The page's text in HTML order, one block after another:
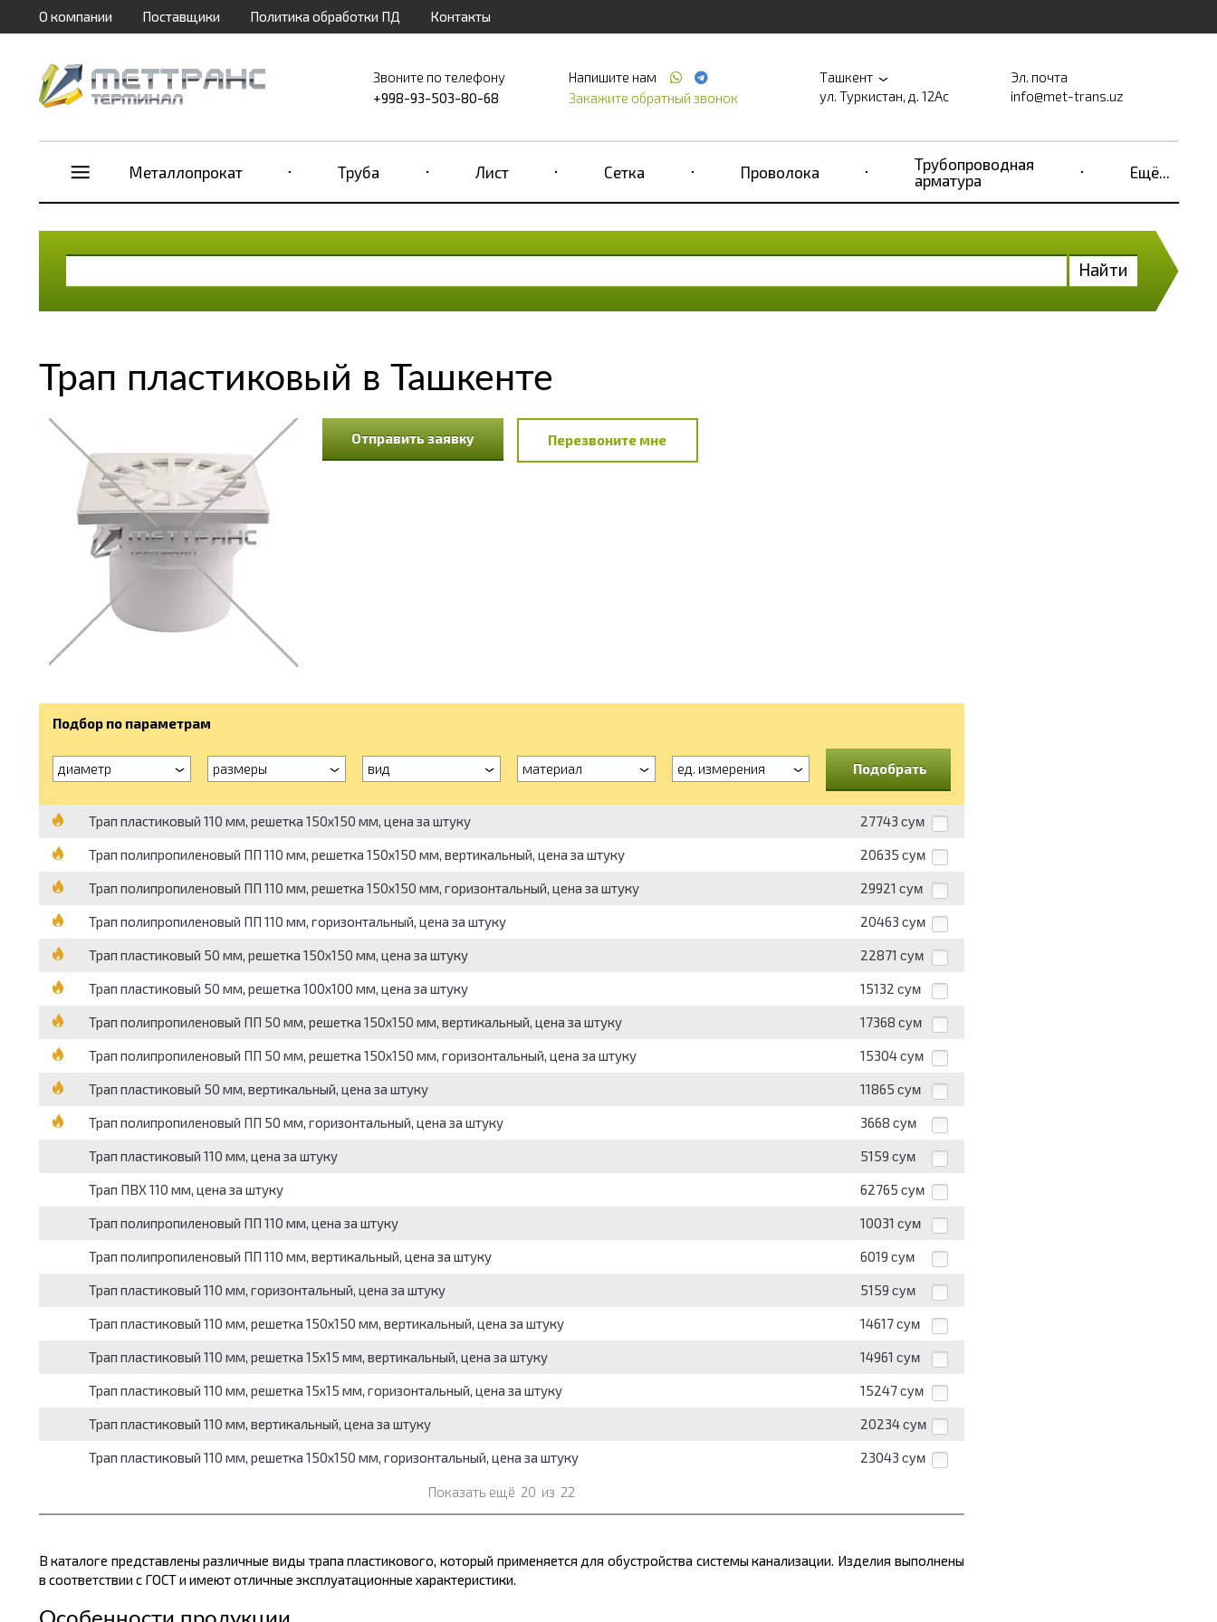
О компании Поставщики Политика обработки ПД Контакты
Звоните по телефону
+998-93-503-80-68
Напишите нам
Закажите обратный звонок
Ташкент
ул. Туркистан, д. 12Ас
Эл. почта
info@met-trans.uz
Металлопрокат Труба Лист Сетка Проволока
Трубопроводная
арматура
Ещё...
Найти
Трап пластиковый в Ташкенте
Отправить заявку Перезвоните мне
Подбор по параметрам
диаметр размеры вид материал ед. измерения Подобрать
Трап пластиковый 110 мм, решетка 150х150 мм, цена за штуку 27743 сум
Трап полипропиленовый ПП 110 мм, решетка 150х150 мм, вертикальный, цена за штуку 20635 сум
Трап полипропиленовый ПП 110 мм, решетка 150х150 мм, горизонтальный, цена за штуку 29921 сум
Трап полипропиленовый ПП 110 мм, горизонтальный, цена за штуку 20463 сум
Трап пластиковый 50 мм, решетка 150х150 мм, цена за штуку 22871 сум
Трап пластиковый 50 мм, решетка 100х100 мм, цена за штуку 15132 сум
Трап полипропиленовый ПП 50 мм, решетка 150х150 мм, вертикальный, цена за штуку 17368 сум
Трап полипропиленовый ПП 50 мм, решетка 150х150 мм, горизонтальный, цена за штуку 15304 сум
Трап пластиковый 50 мм, вертикальный, цена за штуку 11865 сум
Трап полипропиленовый ПП 50 мм, горизонтальный, цена за штуку 3668 сум
Трап пластиковый 110 мм, цена за штуку 5159 сум
Трап ПВХ 110 мм, цена за штуку 62765 сум
Трап полипропиленовый ПП 110 мм, цена за штуку 10031 сум
Трап полипропиленовый ПП 110 мм, вертикальный, цена за штуку 6019 сум
Трап пластиковый 110 мм, горизонтальный, цена за штуку 5159 сум
Трап пластиковый 110 мм, решетка 150х150 мм, вертикальный, цена за штуку 14617 сум
Трап пластиковый 110 мм, решетка 15х15 мм, вертикальный, цена за штуку 14961 сум
Трап пластиковый 110 мм, решетка 15х15 мм, горизонтальный, цена за штуку 15247 сум
Трап пластиковый 110 мм, вертикальный, цена за штуку 20234 сум
Трап пластиковый 110 мм, решетка 150х150 мм, горизонтальный, цена за штуку 23043 сум
Показать ещё 20 из 22
В каталоге представлены различные виды трапа пластикового, который применяется для обустройства системы канализации. Изделия выполнены
в соответствии с ГОСТ и имеют отличные эксплуатационные характеристики.